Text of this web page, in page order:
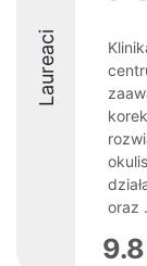
Laureaci
oraz
9.8